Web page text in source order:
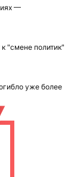
—
"смене политик"
уже более